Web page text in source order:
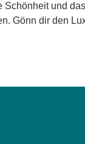
und
Gönn dir den